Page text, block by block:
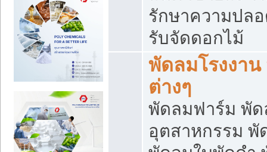
รักษาความปล
รับจัดดอกไม้
พัดลมโรงงา
ต่างๆ
พัดลมฟาร์ม พัด
อุตสาหกรรม